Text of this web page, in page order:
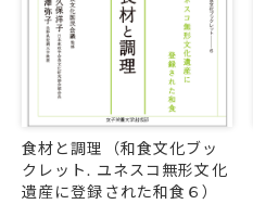
食材と調理（和食文化ブッ
クレット. ユネスコ無形文化
遺産に登録された和食６）